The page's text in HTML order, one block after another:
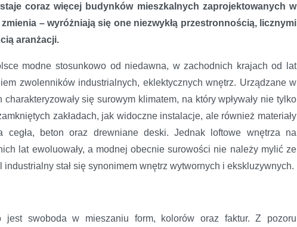
coraz więcej budynków mieszkalnych zaprojektowanych w
– wyróżniają się one niezwykłą przestronnością, licznymi
aranżacji.
modne stosunkowo od niedawna, w zachodnich krajach od lat
zwolenników industrialnych, eklektycznych wnętrz. Urządzane w
charakteryzowały się surowym klimatem, na który wpływały nie tylko
zakładach, jak widoczne instalacje, ale również materiały
cegła, beton oraz drewniane deski. Jednak loftowe wnętrza na
lat ewoluowały, a modnej obecnie surowości nie należy mylić ze
industrialny stał się synonimem wnętrz wytwornych i ekskluzywnych.
jest swoboda w mieszaniu form, kolorów oraz faktur. Z pozoru